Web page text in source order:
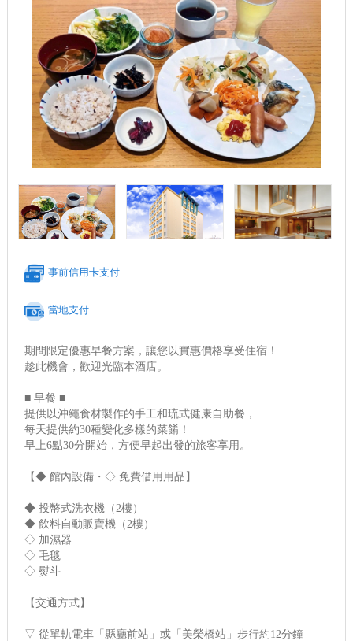
事前信用卡支付
當地支付
期間限定優惠早餐方案，讓您以實惠價格享受住宿！
趁此機會，歡迎光臨本酒店。
■ 早餐 ■
提供以沖繩食材製作的手工和琉式健康自助餐，
每天提供約30種變化多樣的菜餚！
早上6點30分開始，方便早起出發的旅客享用。
【◆ 館內設備・◇ 免費借用用品】
◆ 投幣式洗衣機（2樓）
◆ 飲料自動販賣機（2樓）
◇ 加濕器
◇ 毛毯
◇ 熨斗
【交通方式】
▽ 從單軌電車「縣廳前站」或「美榮橋站」步行約12分鐘